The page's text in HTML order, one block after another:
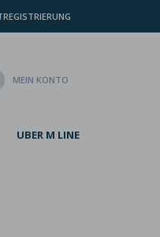
MEIN KONTO
UBER M LINE